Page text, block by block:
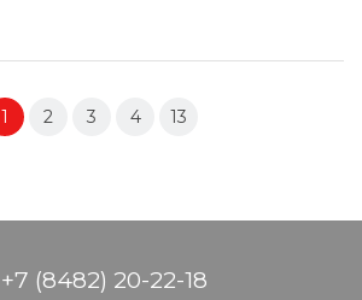
1 2 3 4 13
+7 (8482) 20-22-18